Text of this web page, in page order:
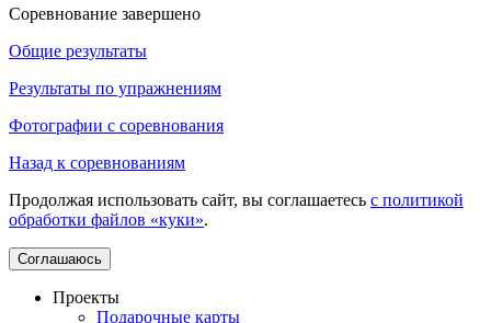
Соревнование завершено
Общие результаты
Результаты по упражнениям
Фотографии с соревнования
Назад к соревнованиям
Продолжая использовать сайт, вы соглашаетесь с политикой
обработки файлов «куки».
Соглашаюсь
Проекты
Подарочные карты